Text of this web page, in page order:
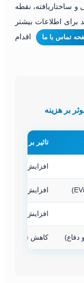
و ساختاریافته، نقطه
اطلاعات بیشتر
تماس با ما
اقدام
بر هزینه
تاثیر بر هزینه
افزایش (نیاز
افزایش قابل
افزایش (حق
دفاع) کاهش (خدمات